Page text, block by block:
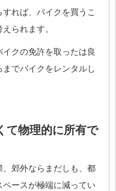
れば、バイクを買うこ
られます。
クの免許を取ったは良
でバイクをレンタルし
て物理的に所有で
郊外ならまだしも、都
ースが極端に減ってい